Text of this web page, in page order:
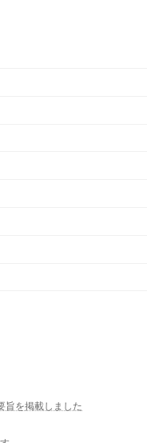
旨を掲載しました